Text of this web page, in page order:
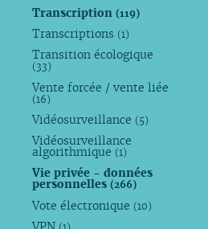
Transcription(119)
Transcriptions (1)
Transition écologique
(33)
Vente forcée / vente liée
(16)
Vidéosurveillance (5)
Vidéosurveillance
algorithmique (1)
Vie privée - données
personnelles(266)
Vote électronique (10)